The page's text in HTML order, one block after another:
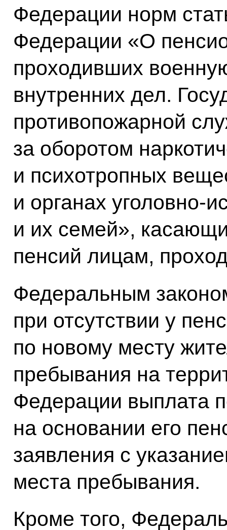
Федерации норм
Федерации «О
проходивших
внутренних дел.
противопожарной
за оборотом
и психотропных
и органах уголовно-
и их семей»,
пенсий лицам,
Федеральным
при отсутствии у
по новому месту
пребывания на
Федерации выплата
на основании его
заявления с
места пребывания.
Кроме того,